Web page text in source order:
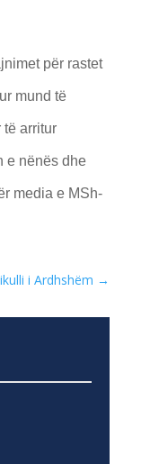
për rastet
mund të
të arritur
e nënës dhe
media e MSh-
i Ardhshëm →